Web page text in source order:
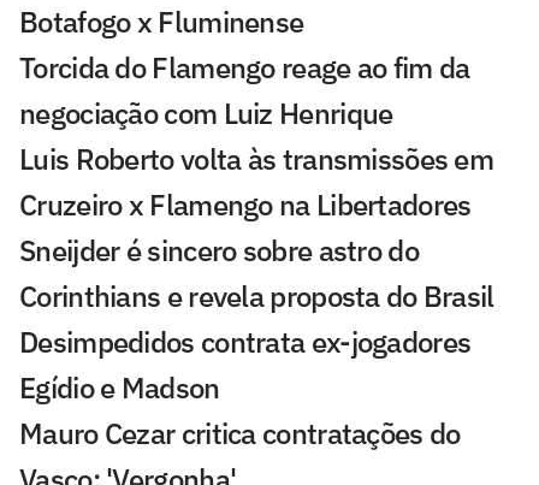
Botafogo x Fluminense
Torcida do Flamengo reage ao fim da
negociação com Luiz Henrique
Luis Roberto volta às transmissões em
Cruzeiro x Flamengo na Libertadores
Sneijder é sincero sobre astro do
Corinthians e revela proposta do Brasil
Desimpedidos contrata ex-jogadores
Egídio e Madson
Mauro Cezar critica contratações do